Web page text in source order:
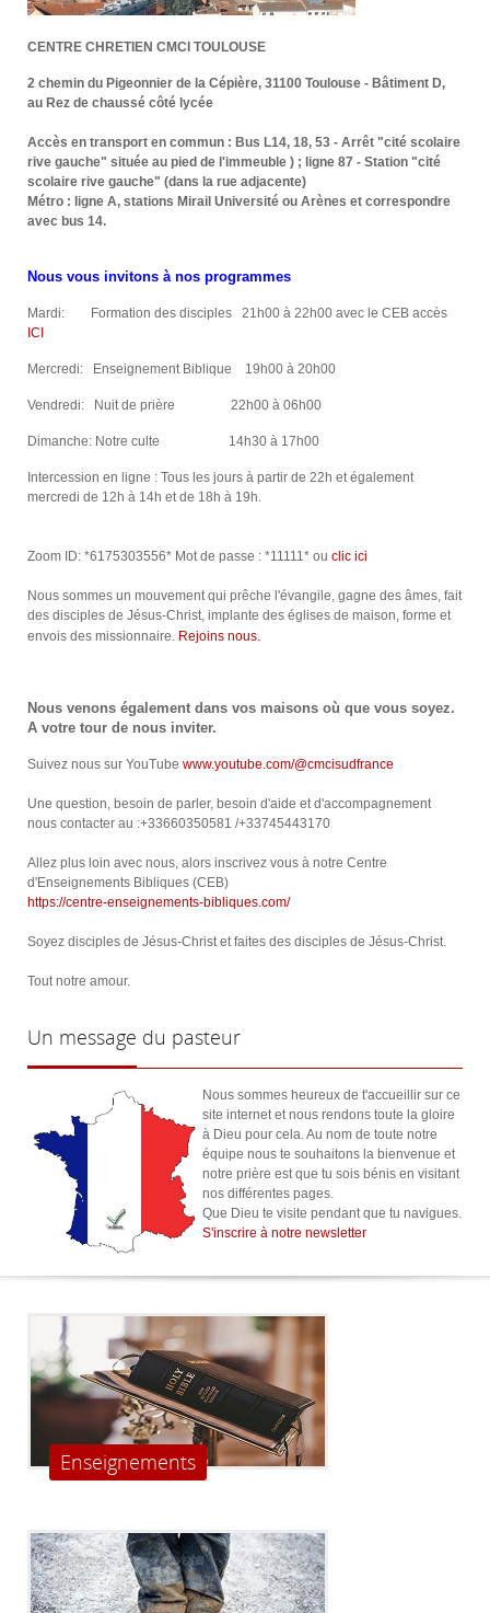
CENTRE CHRETIEN CMCI TOULOUSE
2 chemin du Pigeonnier de la Cépière, 31100 Toulouse - Bâtiment D,
au Rez de chaussé côté lycée
Accès en transport en commun : Bus L14, 18, 53 - Arrêt "cité scolaire
rive gauche" située au pied de l'immeuble ) ; ligne 87 - Station "cité
scolaire rive gauche" (dans la rue adjacente)
Métro : ligne A, stations Mirail Université ou Arènes et correspondre
avec bus 14.
Nous vous invitons à nos programmes
Mardi: Formation des disciples 21h00 à 22h00 avec le CEB accès
ICI
Mercredi: Enseignement Biblique 19h00 à 20h00
Vendredi: Nuit de prière 22h00 à 06h00
Dimanche: Notre culte 14h30 à 17h00
Intercession en ligne : Tous les jours à partir de 22h et également
mercredi de 12h à 14h et de 18h à 19h.
Zoom ID: *6175303556* Mot de passe : *11111* ou clic ici
Nous sommes un mouvement qui prêche l'évangile, gagne des âmes, fait
des disciples de Jésus-Christ, implante des églises de maison, forme et
envois des missionnaire. Rejoins nous.
Nous venons également dans vos maisons où que vous soyez.
A votre tour de nous inviter.
Suivez nous sur YouTube www.youtube.com/@cmcisudfrance
Une question, besoin de parler, besoin d'aide et d'accompagnement
nous contacter au :+33660350581 /+33745443170
Allez plus loin avec nous, alors inscrivez vous à notre Centre
d'Enseignements Bibliques (CEB)
https://centre-enseignements-bibliques.com/
Soyez disciples de Jésus-Christ et faites des disciples de Jésus-Christ.
Tout notre amour.
Un message du pasteur
Nous sommes heureux de t'accueillir sur ce
site internet et nous rendons toute la gloire
à Dieu pour cela. Au nom de toute notre
équipe nous te souhaitons la bienvenue et
notre prière est que tu sois bénis en visitant
nos différentes pages.
Que Dieu te visite pendant que tu navigues.
S'inscrire à notre newsletter
Enseignements